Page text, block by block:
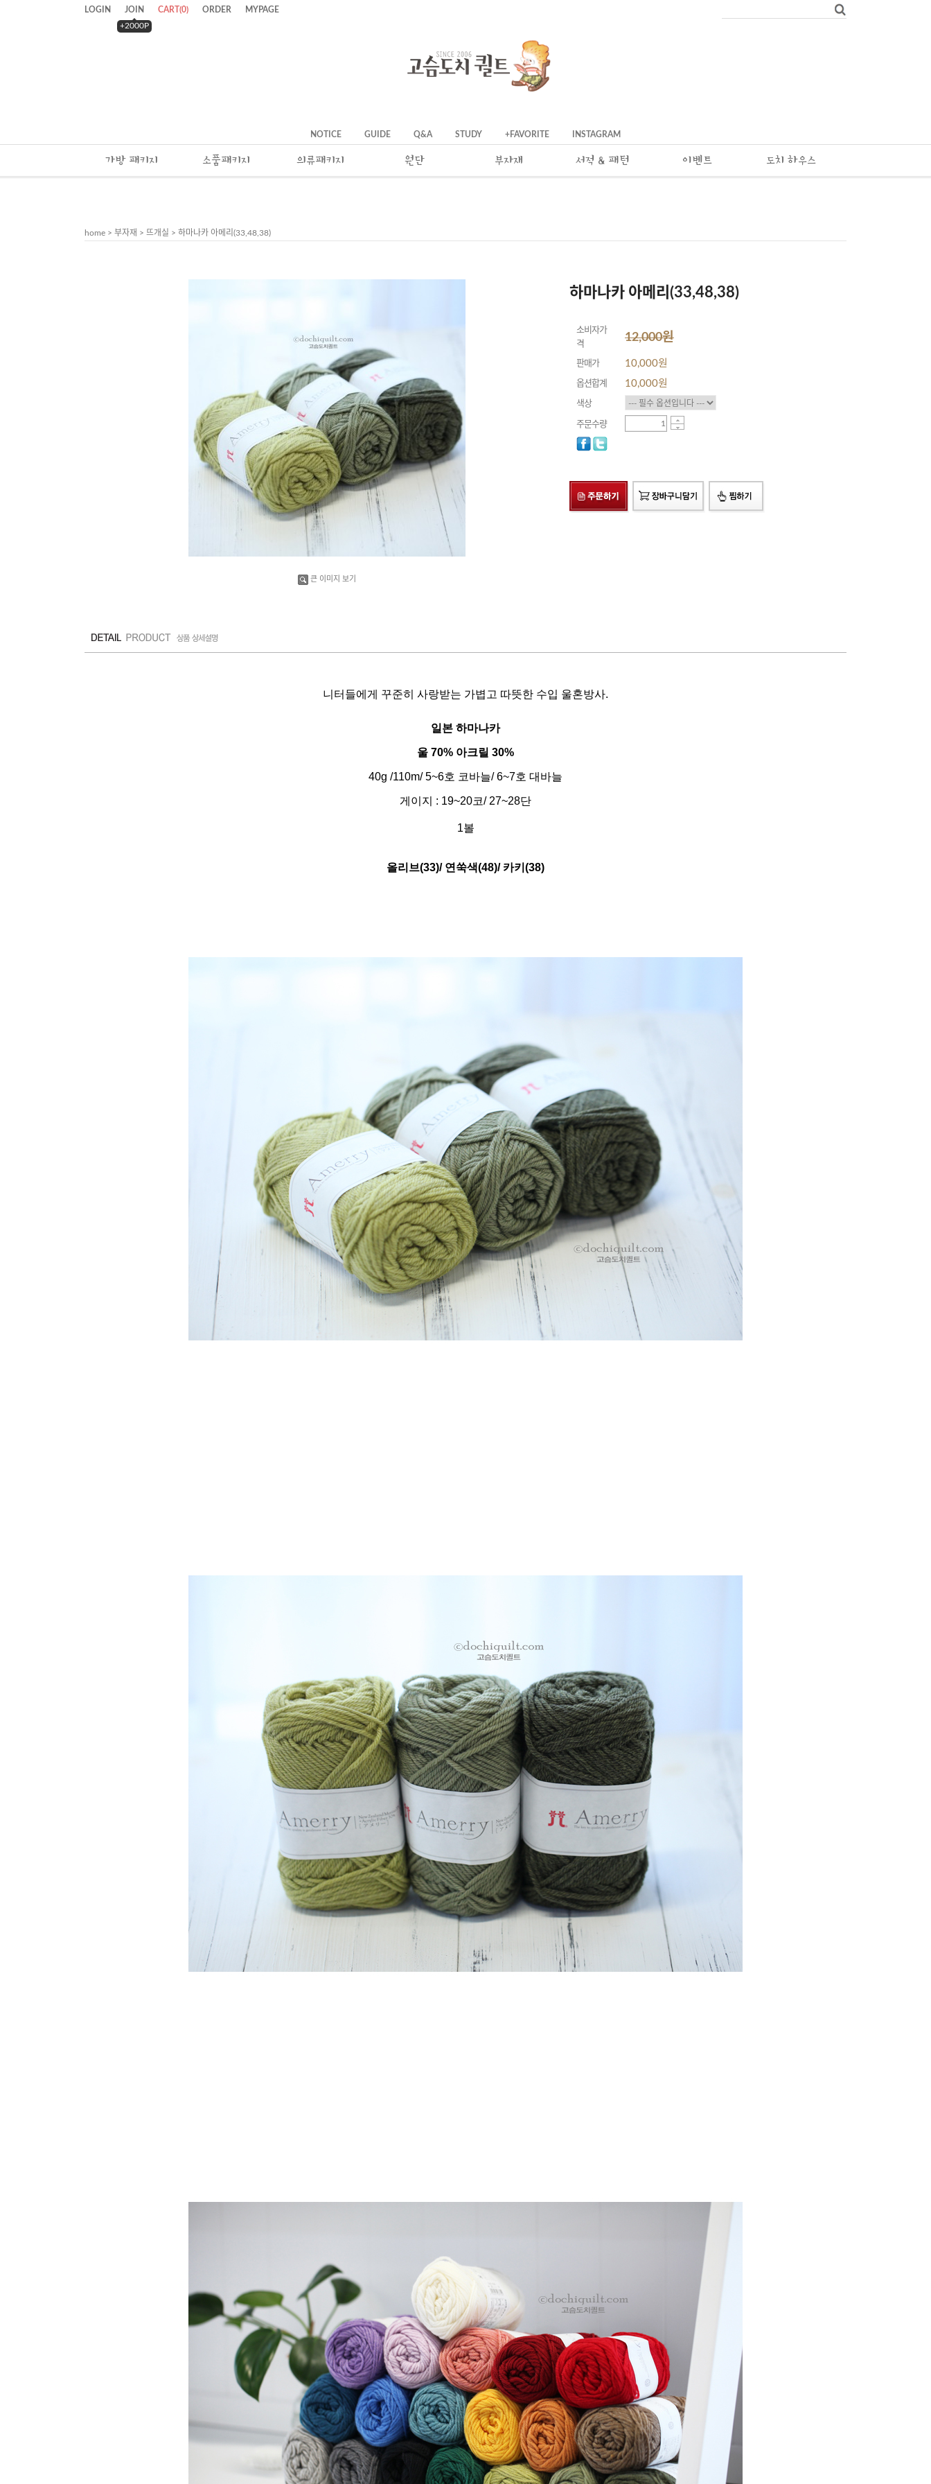
LOGIN
JOIN
+2000P
CART(0) ORDER MYPAGE
NOTICE GUIDE Q&A STUDY +FAVORITE INSTAGRAM
가방 패키지 소품패키지 의류패키지 원단 부자재 서적 & 패턴 이벤트 도치 하우스
home > 부자재 > 뜨개실 > 하마나카 아메리(33,48,38)
큰 이미지 보기
하마나카 아메리(33,48,38)
소비자가
격
12,000원
판매가 10,000원
옵션합계 10,000원
색상
주문수량
니터들에게 꾸준히 사랑받는 가볍고 따뜻한 수입 울혼방사.
일본 하마나카
울 70% 아크릴 30%
40g /110m/ 5~6호 코바늘/ 6~7호 대바늘
게이지 : 19~20코/ 27~28단
1볼
올리브(33)/ 연쑥색(48)/ 카키(38)